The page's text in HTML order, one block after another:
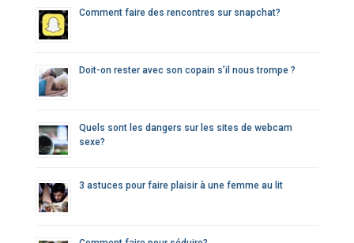
Comment faire des rencontres sur snapchat?
Doit-on rester avec son copain s’il nous trompe ?
Quels sont les dangers sur les sites de webcam
sexe?
3 astuces pour faire plaisir à une femme au lit